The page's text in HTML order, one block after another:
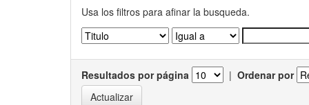
Usa los filtros para afinar la busqueda.
Resultados por página | Ordenar por